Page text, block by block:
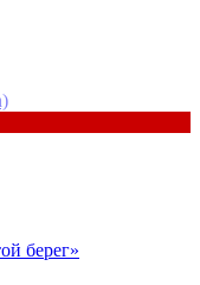
берег»